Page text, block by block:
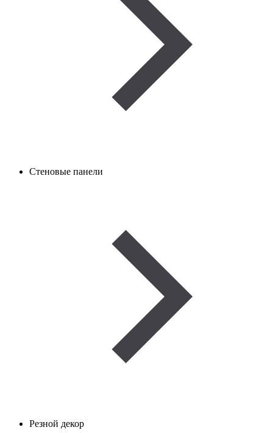
Стеновые панели
Резной декор